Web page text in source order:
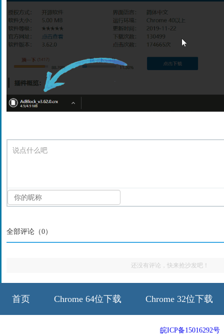
说点什么吧
全部评论（0）
还没有评论，快来抢沙发吧！
首页 Chrome 64位下载 Chrome 32位下载
皖ICP备15016292号